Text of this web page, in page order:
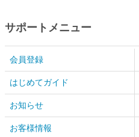
サポートメニュー
会員登録
はじめてガイド
お知らせ
お客様情報